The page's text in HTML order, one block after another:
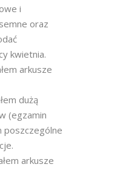
i
oraz
kwietnia.
arkusze
dużą
(egzamin
poszczególne
arkusze